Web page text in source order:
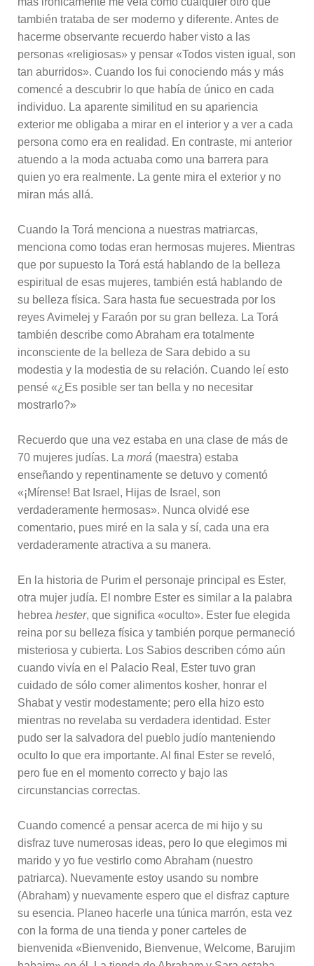
también trataba de ser moderno y diferente. Antes de
hacerme observante recuerdo haber visto a las
personas «religiosas» y pensar «Todos visten igual, son
tan aburridos». Cuando los fui conociendo más y más
comencé a descubrir lo que había de único en cada
individuo. La aparente similitud en su apariencia
exterior me obligaba a mirar en el interior y a ver a cada
persona como era en realidad. En contraste, mi anterior
atuendo a la moda actuaba como una barrera para
quien yo era realmente. La gente mira el exterior y no
miran más allá.
Cuando la Torá menciona a nuestras matriarcas,
menciona como todas eran hermosas mujeres. Mientras
que por supuesto la Torá está hablando de la belleza
espiritual de esas mujeres, también está hablando de
su belleza física. Sara hasta fue secuestrada por los
reyes Avimelej y Faraón por su gran belleza. La Torá
también describe como Abraham era totalmente
inconsciente de la belleza de Sara debido a su
modestia y la modestia de su relación. Cuando leí esto
pensé «¿Es posible ser tan bella y no necesitar
mostrarlo?»
Recuerdo que una vez estaba en una clase de más de
70 mujeres judías. La morá (maestra) estaba
enseñando y repentinamente se detuvo y comentó
«¡Mírense! Bat Israel, Hijas de Israel, son
verdaderamente hermosas». Nunca olvidé ese
comentario, pues miré en la sala y sí, cada una era
verdaderamente atractiva a su manera.
En la historia de Purim el personaje principal es Ester,
otra mujer judía. El nombre Ester es similar a la palabra
hebrea hester, que significa «oculto». Ester fue elegida
reina por su belleza física y también porque permaneció
misteriosa y cubierta. Los Sabios describen cómo aún
cuando vivía en el Palacio Real, Ester tuvo gran
cuidado de sólo comer alimentos kosher, honrar el
Shabat y vestir modestamente; pero ella hizo esto
mientras no revelaba su verdadera identidad. Ester
pudo ser la salvadora del pueblo judío manteniendo
oculto lo que era importante. Al final Ester se reveló,
pero fue en el momento correcto y bajo las
circunstancias correctas.
Cuando comencé a pensar acerca de mi hijo y su
disfraz tuve numerosas ideas, pero lo que elegimos mi
marido y yo fue vestirlo como Abraham (nuestro
patriarca). Nuevamente estoy usando su nombre
(Abraham) y nuevamente espero que el disfraz capture
su esencia. Planeo hacerle una túnica marrón, esta vez
con la forma de una tienda y poner carteles de
bienvenida «Bienvenido, Bienvenue, Welcome, Barujim